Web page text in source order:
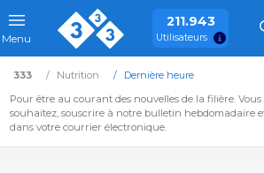
Menu
211.943
Utilisateurs
333 Nutrition
Dernière heure
Pour être au courant des nouvelles de la filière. Vous
souhaitez, souscrire à notre bulletin hebdomadaire
dans votre courrier électronique.